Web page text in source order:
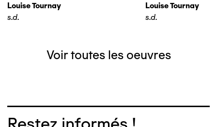
Louise Tournay
s.d.
Louise Tournay
s.d.
Voir toutes les oeuvres